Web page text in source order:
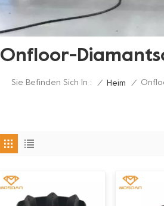
Onfloor-
Sie Befinden Sich In : / Heim /